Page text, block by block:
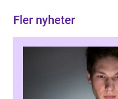
Fler nyheter